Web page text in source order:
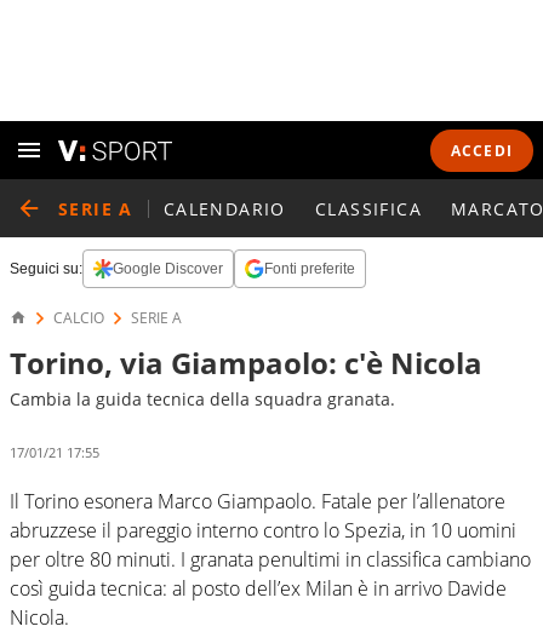
ACCEDI
SERIE A CALENDARIO CLASSIFICA
Seguici su: Google Discover Fonti preferite
CALCIO SERIE A
Torino, via Giampaolo: c'è Nicola
Cambia la guida tecnica della squadra granata.
17/01/21 17:55
Il Torino esonera Marco Giampaolo. Fatale per l’allenatore
abruzzese il pareggio interno contro lo Spezia, in 10 uomini
per oltre 80 minuti. I granata penultimi in classifica cambiano
così guida tecnica: al posto dell’ex Milan è in arrivo Davide
Nicola.